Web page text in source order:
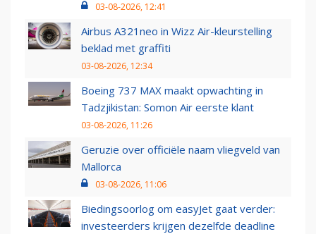
03-08-2026, 12:41
Airbus A321neo in Wizz Air-kleurstelling
beklad met graffiti
03-08-2026, 12:34
Boeing 737 MAX maakt opwachting in
Tadzjikistan: Somon Air eerste klant
03-08-2026, 11:26
Geruzie over officiële naam vliegveld van
Mallorca
03-08-2026, 11:06
Biedingsoorlog om easyJet gaat verder:
investeerders krijgen dezelfde deadline